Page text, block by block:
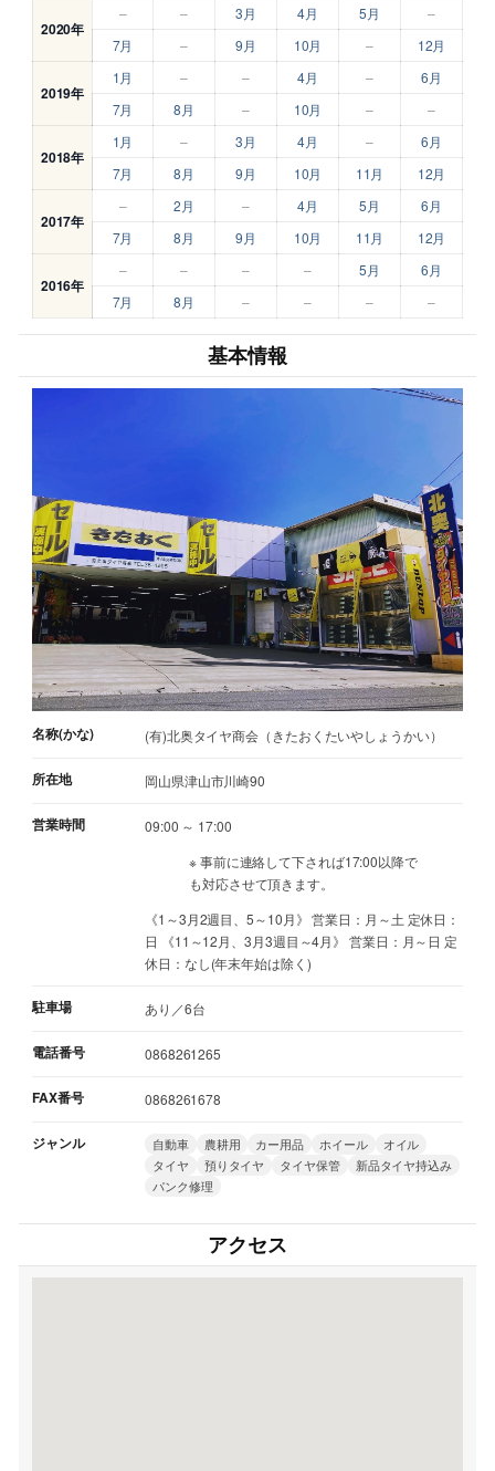
2020年
– – 3月 4月 5月
–
7月
– 9月 10月 – 12月
2019年
1月 – – 4月 –
6月
7月
8月 – 10月 – –
2018年
1月 – 3月 4月 –
6月
7月
8月 9月 10月 11月 12月
2017年
– 2月 – 4月 5月
6月
7月
8月 9月 10月 11月 12月
2016年
– – – – 5月
6月
7月
8月 – – – –
基本情報
名称(かな) (有)北奥タイヤ商会（きたおくたいやしょうかい）
所在地 岡山県津山市川崎90
営業時間
09:00 ～ 17:00
※ 事前に連絡して下されば17:00以降で
も対応させて頂きます。
《1～3月2週目、5～10月》 営業日：月～土 定休日：
日 《11～12月、3月3週目～4月》 営業日：月～日 定
休日：なし(年末年始は除く)
駐車場 あり／6台
電話番号 0868261265
FAX番号 0868261678
ジャンル 自動車 農耕用 カー用品 ホイール
オイル
タイヤ
預りタイヤ タイヤ保管
新品タイヤ持込み
パンク修理
アクセス